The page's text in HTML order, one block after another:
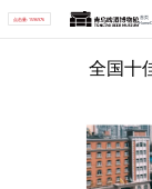
首页
Home
点击量: 1596976
全国十